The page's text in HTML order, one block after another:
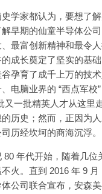
家都认为，要想了解
早期的仙童半导体公
最富创新精神和最令
成长奠定了坚实的基
孕育了成千上万的技
电脑业界的 “西点军校
又一批精英人才从这里
历史；然而，正因为
历经坎坷的商海沉浮。
年代开始，随着几位
火。直到 2016 年 9
公司联合宣布，安森